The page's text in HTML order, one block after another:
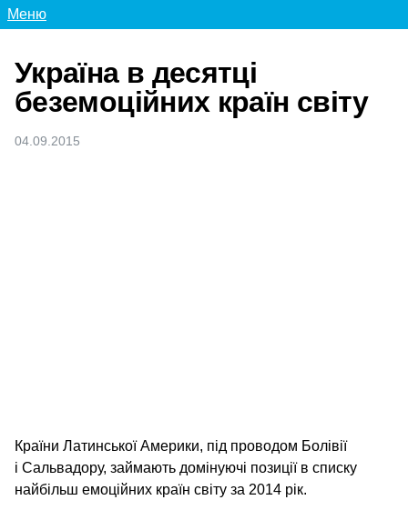
Меню
Україна в десятці
беземоційних країн світу
04.09.2015
Країни Латинської Америки, під проводом Болівії
і Сальвадору, займають домінуючі позиції в списку
найбільш емоційних країн світу за 2014 рік.